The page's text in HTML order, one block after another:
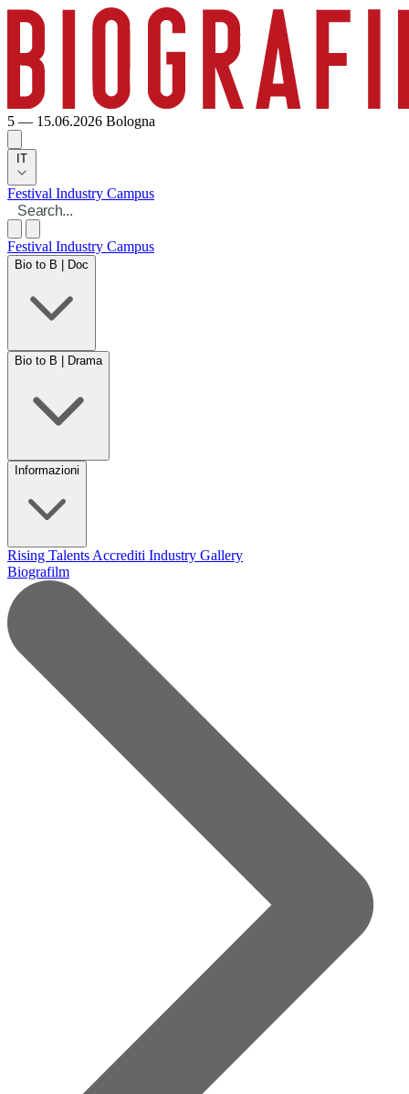
5 — 15.06.2026 Bologna
IT
Festival Industry Campus
Festival Industry Campus
Bio to B | Doc
Bio to B | Drama
Informazioni
Rising Talents Accrediti Industry Gallery
Biografilm